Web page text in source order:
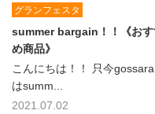
グランフェスタ
summer bargain！！《おす
め商品》
こんにちは！！ 只今
はsumm...
2021.07.02